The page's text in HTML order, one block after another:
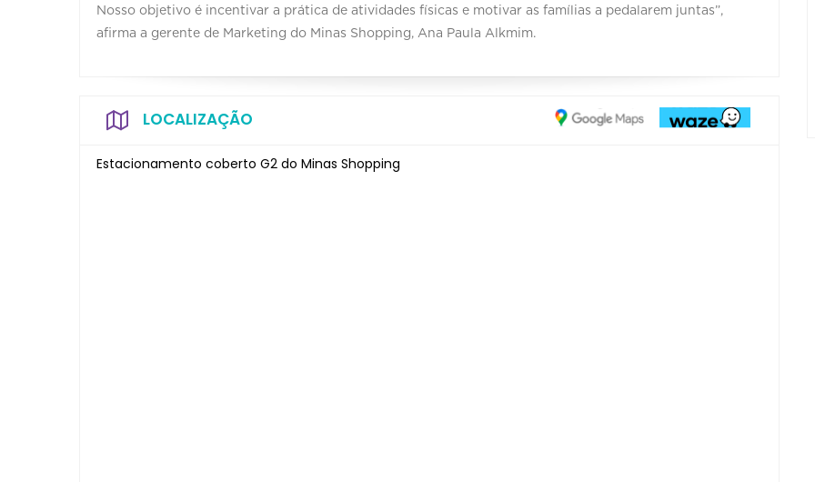
Nosso objetivo é incentivar a prática de atividades físicas e motivar as famílias a pedalarem juntas”,
afirma a gerente de Marketing do Minas Shopping, Ana Paula Alkmim.
LOCALIZAÇÃO
Estacionamento coberto G2 do Minas Shopping